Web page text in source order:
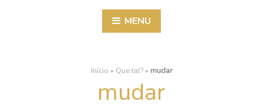
MENU
Início » Que tal?» mudar
mudar